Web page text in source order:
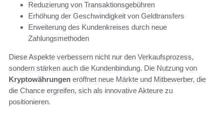
Reduzierung von Transaktionsgebühren
Erhöhung der Geschwindigkeit von Geldtransfers
Erweiterung des Kundenkreises durch neue
Zahlungsmethoden
Diese Aspekte verbessern nicht nur den Verkaufsprozess,
sondern stärken auch die Kundenbindung. Die Nutzung von
Kryptowährungen eröffnet neue Märkte und Mitbewerber, die
die Chance ergreifen, sich als innovative Akteure zu
positionieren.